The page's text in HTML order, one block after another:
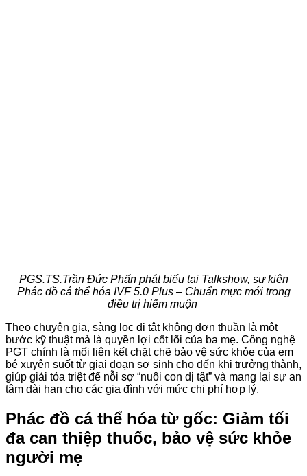
PGS.TS.Trần Đức Phấn phát biểu tại Talkshow, sự kiện
Phác đồ cá thể hóa IVF 5.0 Plus – Chuẩn mực mới trong
điều trị hiếm muộn
Theo chuyên gia, sàng lọc dị tật không đơn thuần là một
bước kỹ thuật mà là quyền lợi cốt lõi của ba mẹ. Công nghệ
PGT chính là mối liên kết chặt chẽ bảo vệ sức khỏe của em
bé xuyên suốt từ giai đoạn sơ sinh cho đến khi trưởng thành,
giúp giải tỏa triệt để nỗi sợ “nuôi con dị tật” và mang lại sự an
tâm dài hạn cho các gia đình với mức chi phí hợp lý.
Phác đồ cá thể hóa từ gốc: Giảm tối
đa can thiệp thuốc, bảo vệ sức khỏe
người mẹ